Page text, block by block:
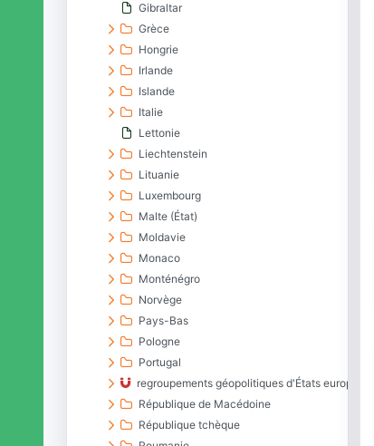
Gibraltar
Grèce
Hongrie
Irlande
Islande
Italie
Lettonie
Liechtenstein
Lituanie
Luxembourg
Malte (État)
Moldavie
Monaco
Monténégro
Norvège
Pays-Bas
Pologne
Portugal
regroupements géopolitiques d'États européens
République de Macédoine
République tchèque